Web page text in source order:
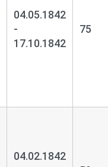
04.05.1842
-
17.10.1842
75
04.02.1842